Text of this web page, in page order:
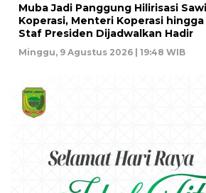
Muba Jadi Panggung Hilirisasi
Koperasi, Menteri Koperasi
Staf Presiden Dijadwalkan Hadir
Minggu, 9 Agustus 2026 | 19:48 WIB